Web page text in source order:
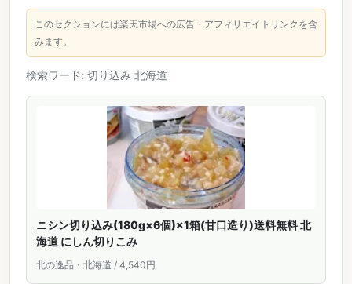
このセクションには楽天市場への広告・アフィリエイトリンクを含
みます。
検索ワード: 切り込み 北海道
ニシン切り込み(180g×6個)×1箱(甘口造り)送料無料 北
海道 にしん切りこみ
北の逸品・北海道 / 4,540円